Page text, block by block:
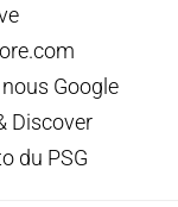
Google
Discover
du PSG